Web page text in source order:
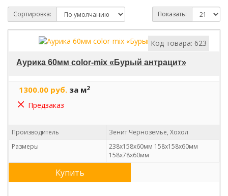
Сортировка: Показать:
Код товара: 623
Аурика 60мм color-mix «Бурый антрацит»
1300.00 руб. за м2
Предзаказ
Производитель
Зенит Черноземье, Хохол
Размеры
238х158х60мм 158х158х60мм
158х78х60мм
Купить